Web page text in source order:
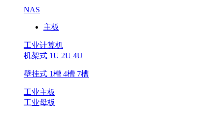
NAS
主板
工业计算机
机架式 1U 2U 4U
壁挂式 1槽 4槽 7槽
工业主板
工业母板